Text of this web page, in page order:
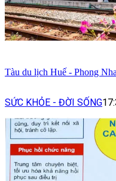
Tàu du lịch Huế - Phong
SỨC KHỎE - ĐỜI SỐNG